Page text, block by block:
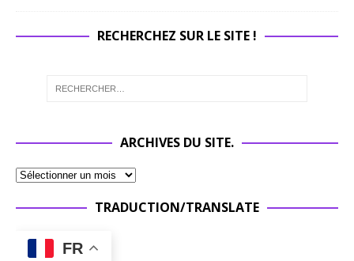
RECHERCHEZ SUR LE SITE !
ARCHIVES DU SITE.
TRADUCTION/TRANSLATE
FR